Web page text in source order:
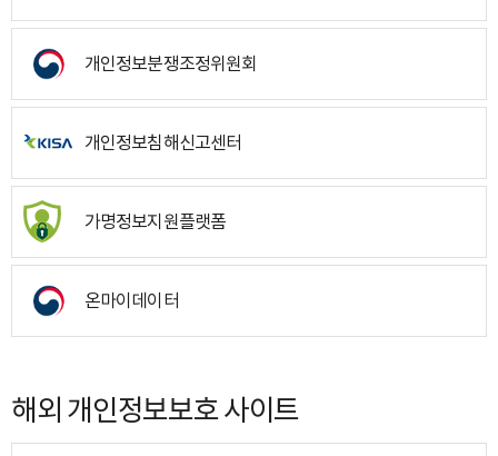
개인정보분쟁조정위원회
개인정보침해신고센터
가명정보지원플랫폼
온마이데이터
해외 개인정보보호 사이트